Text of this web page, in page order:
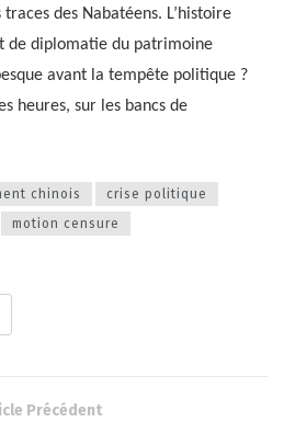
des Nabatéens. L’histoire
de diplomatie du patrimoine
avant la tempête politique ?
heures, sur les bancs de
chinois
crise politique
motion censure
Précédent